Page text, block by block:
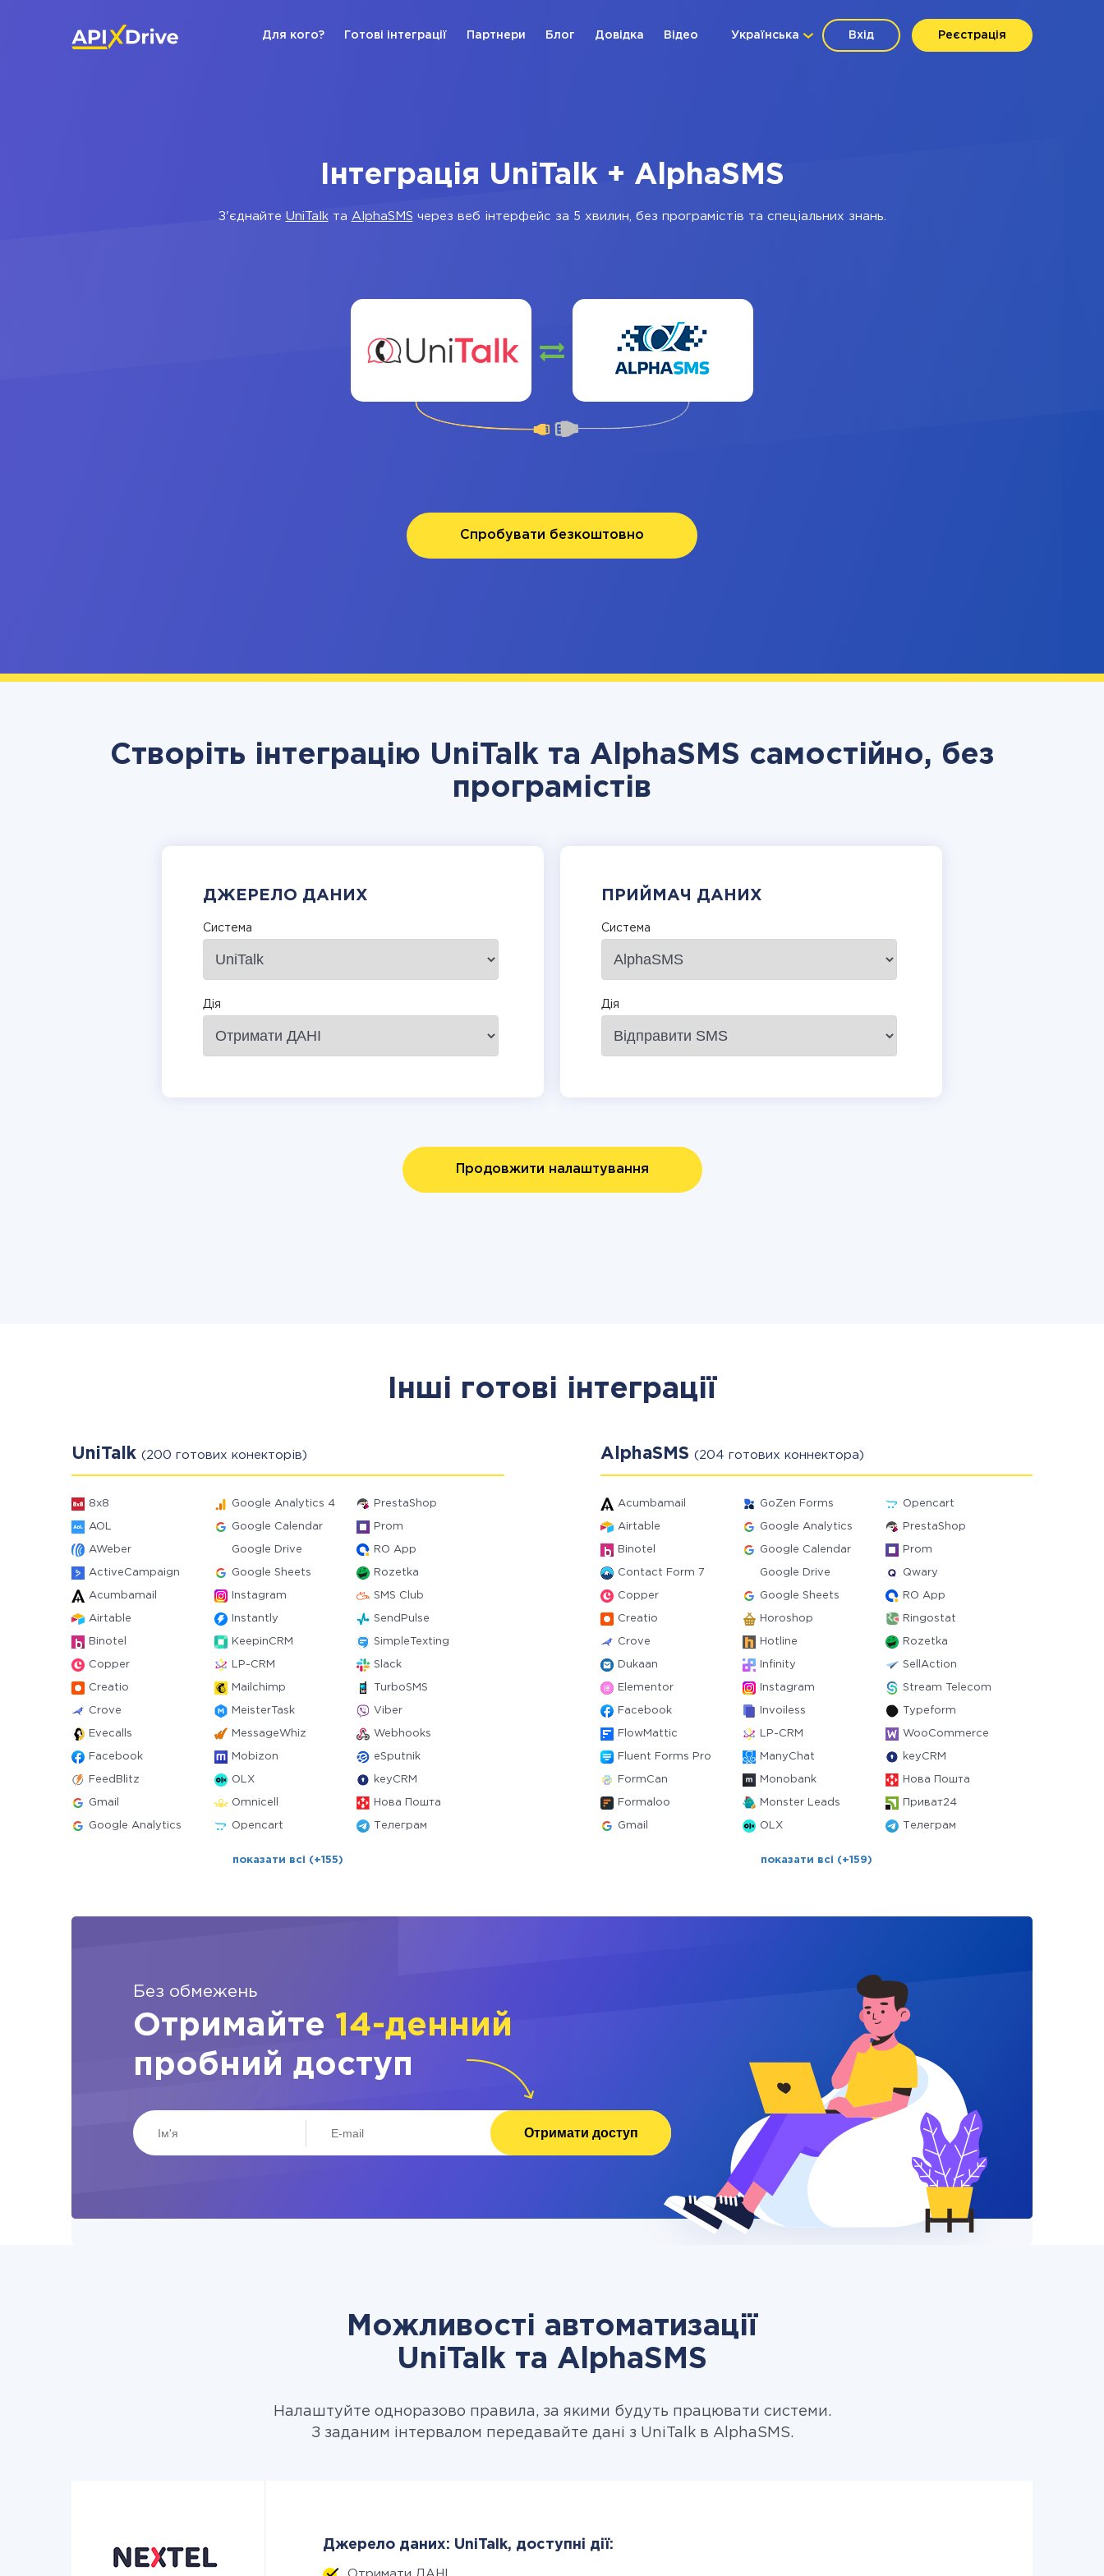
Вхід Реєстрація
Українська
Для кого? Готові інтеграції Партнери Блог Довідка Відео
Інтеграція UniTalk + AlphaSMS
З'єднайте UniTalkта AlphaSMS через веб інтерфейс за 5 хвилин, без програмістів та спеціальних знань.
Спробувати безкоштовно
Створіть інтеграцію UniTalk та AlphaSMS самостійно, без
програмістів
ДЖЕРЕЛО ДАНИХ
Система
Дія
ПРИЙМАЧ ДАНИХ
Система
Дія
Продовжити налаштування
Інші готові інтеграції
UniTalk (200 готових конекторів)
8x8 Google Analytics 4 PrestaShop
AOL Google Calendar Prom
AWeber Google Drive RO App
ActiveCampaign Google Sheets Rozetka
Acumbamail Instagram SMS Club
Airtable Instantly SendPulse
Binotel KeepinCRM SimpleTexting
Copper LP-CRM Slack
Creatio Mailchimp TurboSMS
Crove MeisterTask Viber
Evecalls MessageWhiz Webhooks
Facebook Mobizon eSputnik
FeedBlitz OLX keyCRM
Gmail Omnicell Нова Пошта
Google Analytics Opencart Телеграм
показати всі (+155)
AlphaSMS (204 готових коннектора)
Acumbamail GoZen Forms Opencart
Airtable Google Analytics PrestaShop
Binotel Google Calendar Prom
Contact Form 7 Google Drive Qwary
Copper Google Sheets RO App
Creatio Horoshop Ringostat
Crove Hotline Rozetka
Dukaan Infinity SellAction
Elementor Instagram Stream Telecom
Facebook Invoiless Typeform
FlowMattic LP-CRM WooCommerce
Fluent Forms Pro ManyChat keyCRM
FormCan Monobank Нова Пошта
Formaloo Monster Leads Приват24
Gmail OLX Телеграм
показати всі (+159)
Без обмежень
Отримайте 14-денний
пробний доступ
Отримати доступ
Можливості автоматизації
UniTalk та AlphaSMS
Налаштуйте одноразово правила, за якими будуть працювати системи.
З заданим інтервалом передавайте дані з UniTalk в AlphaSMS.
Джерело даних: UniTalk, доступні дії: